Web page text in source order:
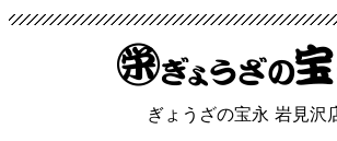
ぎょうざの宝永 岩見沢